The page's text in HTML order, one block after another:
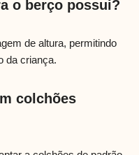
o berço possui?
de altura, permitindo
da criança.
colchões